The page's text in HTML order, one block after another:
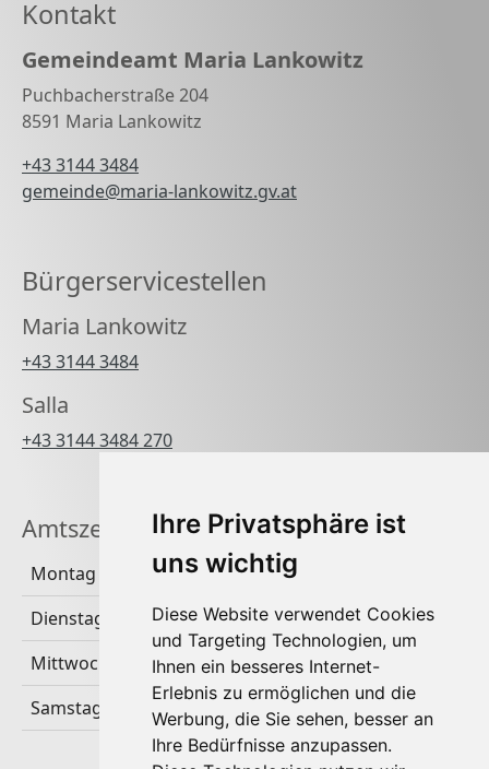
Ihre Privatsphäre ist
uns wichtig
Diese Website verwendet Cookies
und Targeting Technologien, um
Ihnen ein besseres Internet-
Erlebnis zu ermöglichen und die
Werbung, die Sie sehen, besser an
Ihre Bedürfnisse anzupassen.
Kontakt
Gemeindeamt Maria Lankowitz
Puchbacherstraße 204
8591 Maria Lankowitz
+43 3144 3484
gemeinde@maria-lankowitz.gv.at
Bürgerservicestellen
Maria Lankowitz
+43 3144 3484
Salla
+43 3144 3484 270
Amtszeiten
Montag
Dienstag & Donnerstag
Mittwoch & Freitag
Samstag & Sonntag